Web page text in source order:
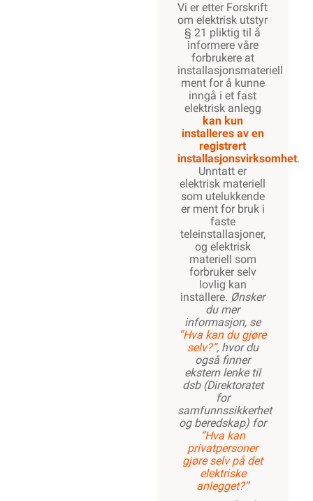
Vi er etter Forskrift
om elektrisk utstyr
§ 21 pliktig til å
informere våre
forbrukere at
installasjonsmateriell
ment for å kunne
inngå i et fast
elektrisk anlegg
kan kun
installeres av en
registrert
installasjonsvirksomhet.
Unntatt er
elektrisk materiell
som utelukkende
er ment for bruk i
faste
teleinstallasjoner,
og elektrisk
materiell som
forbruker selv
lovlig kan
installere. Ønsker
du mer
informasjon, se
”Hva kan du gjøre
selv?”, hvor du
også finner
ekstern lenke til
dsb (Direktoratet
for
samfunnssikkerhet
og beredskap) for
“Hva kan
privatpersoner
gjøre selv på det
elektriske
anlegget?”